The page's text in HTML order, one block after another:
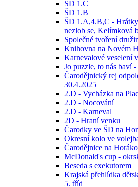
ŠD 1.C
ŠD 1.B
ŠD 1.A,4.B,C -
nezlob se, Kelímková
Společné tvoření
Knihovna na Novém
Karnevalové veselení
Jo puzzle, to nás baví
Čarodějnický rej
30.4.2025
2.D - Vycházka na
2.D - Nocování
2.D - Karneval
2D - Hraní venku
Čarodky ve ŠD na
Okresní kolo ve
Čarodějnice na
McDonald's cup -
Beseda s exekutorem
Krajská přehlídka
5. tříd